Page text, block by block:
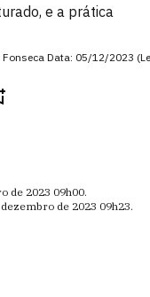
e a prática
Fonseca Data: 05/12/2023
de 2023 09h00.
de 2023 09h23.